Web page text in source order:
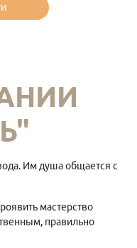
Им душа общается с
мастерство
правильно